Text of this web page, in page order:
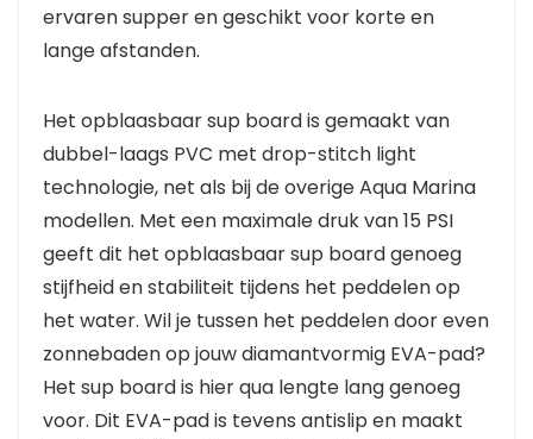
ervaren supper en geschikt voor korte en
lange afstanden.
Het opblaasbaar sup board is gemaakt van
dubbel-laags PVC met drop-stitch light
technologie, net als bij de overige Aqua Marina
modellen. Met een maximale druk van 15 PSI
geeft dit het opblaasbaar sup board genoeg
stijfheid en stabiliteit tijdens het peddelen op
het water. Wil je tussen het peddelen door even
zonnebaden op jouw diamantvormig EVA-pad?
Het sup board is hier qua lengte lang genoeg
voor. Dit EVA-pad is tevens antislip en maakt